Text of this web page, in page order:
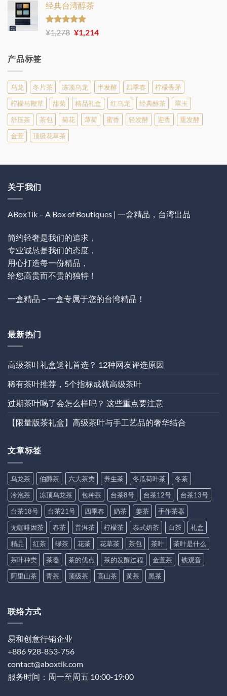
范
¥639
经典台湾醇茶
评分4.86
&sol; 5
¥1,278 原
¥1,214当
¥1,214。
产品标签
乌龙 冬片茶 冻顶乌龙 半发酵 四季春
柠檬香茅
柠檬马鞭草
甜菊 精品礼盒 红乌龙 经典醇茶
翠玉
舒压茶
茶包 菊花 薄荷 蜜香 轻发酵 迎香
重发酵
金萱
顶级花草茶
关于我们
ABoxTik – A Box of Boutiques | 一盒精品，台湾出品
简约轻奢是我们的追求，
专业诚恳是我们的态度，
用心打造每一份精品，
给您高贵而不贵的独特！
一盒精品 – 一盒专属于您的台湾精品！
最新热门
高级茶叶礼盒送礼首选？ 12种网友评选原因
稀有茶叶推荐，5个指标成就高级茶叶
过期茶叶喝了会怎么样吗？ 这些重点要注意
【限量版茶礼盒】高级茶叶与手工艺品的奢华结合
文章标签
乌龙茶 伯爵茶 六大茶类 养生茶 冬瓜荷叶茶
冬茶
冷泡茶
冻顶乌龙茶 包种茶 台茶8号 台茶12号
台茶13号
台茶18号
台茶21号 四季春 奶茶 姜茶
手作茶器
无咖啡因茶
春茶 普洱茶 柠檬茶 泰式奶茶 白茶
礼盒
精品
紅茶 绿茶 花茶 花草茶 茶包 茶叶
茶叶是什么
茶叶种类
茶器 茶的优点 茶的发酵过程 金萱茶
铁观音
阿里山茶
青茶 顶级茶 高山茶 黃茶 黑茶
联络方式
易和创意行销企业
+886 928-853-756
contact@aboxtik.com
服务时间：周一至周五 10:00-19:00